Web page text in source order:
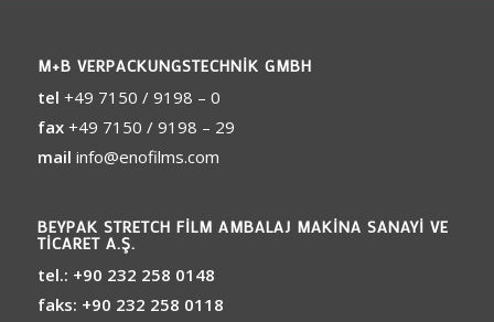
M+B VERPACKUNGSTECHNIK GMBH
tel +49 7150 / 9198 – 0
fax +49 7150 / 9198 – 29
mail info@enofilms.com
BEYPAK STRETCH FILM AMBALAJ MAKINA SANAYI VE
TICARET A.Ş.
tel.: +90 232 258 0148
faks: +90 232 258 0118